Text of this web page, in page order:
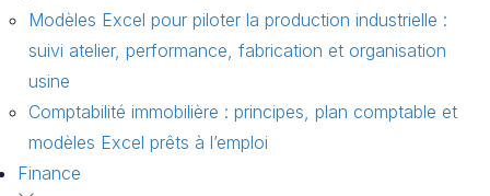
Modèles Excel pour piloter la production industrielle :
suivi atelier, performance, fabrication et organisation
usine
Comptabilité immobilière : principes, plan comptable et
modèles Excel prêts à l’emploi
Finance